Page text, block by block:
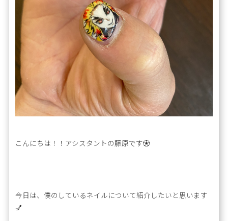
こんにちは！！アシスタントの藤原です⚽️
今日は、僕のしているネイルについて紹介したいと思います
💅